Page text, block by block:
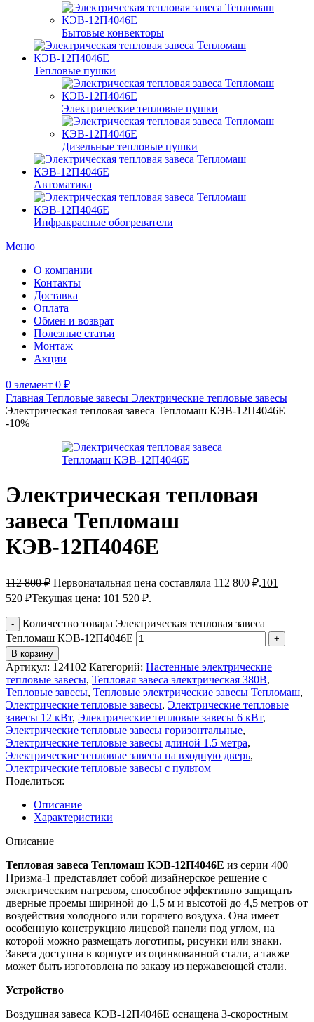
Бытовые конвекторы
Тепловые пушки
Электрические тепловые пушки
Дизельные тепловые пушки
Автоматика
Инфракрасные обогреватели
Меню
О компании
Контакты
Доставка
Оплата
Обмен и возврат
Полезные статьи
Монтаж
Акции
0 элемент 0 ₽
Главная Тепловые завесы Электрические тепловые завесы
Электрическая тепловая завеса Тепломаш КЭВ-12П4046Е
-10%
Электрическая тепловая
завеса Тепломаш
КЭВ-12П4046Е
112 800₽ Первоначальная цена составляла 112 800 ₽.101
520 ₽Текущая цена: 101 520 ₽.
Количество товара Электрическая тепловая завеса
Тепломаш КЭВ-12П4046Е
В корзину
Артикул: 124102 Категорий: Настенные электрические
тепловые завесы, Тепловая завеса электрическая 380В,
Тепловые завесы, Тепловые электрические завесы Тепломаш,
Электрические тепловые завесы, Электрические тепловые
завесы 12 кВт, Электрические тепловые завесы 6 кВт,
Электрические тепловые завесы горизонтальные,
Электрические тепловые завесы длиной 1.5 метра,
Электрические тепловые завесы на входную дверь,
Электрические тепловые завесы с пультом
Поделиться:
Описание
Характеристики
Описание
Тепловая завеса Тепломаш КЭВ-12П4046Е из серии 400
Призма-1 представляет собой дизайнерское решение с
электрическим нагревом, способное эффективно защищать
дверные проемы шириной до 1,5 м и высотой до 4,5 метров от
воздействия холодного или горячего воздуха. Она имеет
особенную конструкцию лицевой панели под углом, на
которой можно размещать логотипы, рисунки или знаки.
Завеса доступна в корпусе из оцинкованной стали, а также
может быть изготовлена по заказу из нержавеющей стали.
Устройство
Воздушная завеса КЭВ-12П4046Е оснащена 3-скоростным